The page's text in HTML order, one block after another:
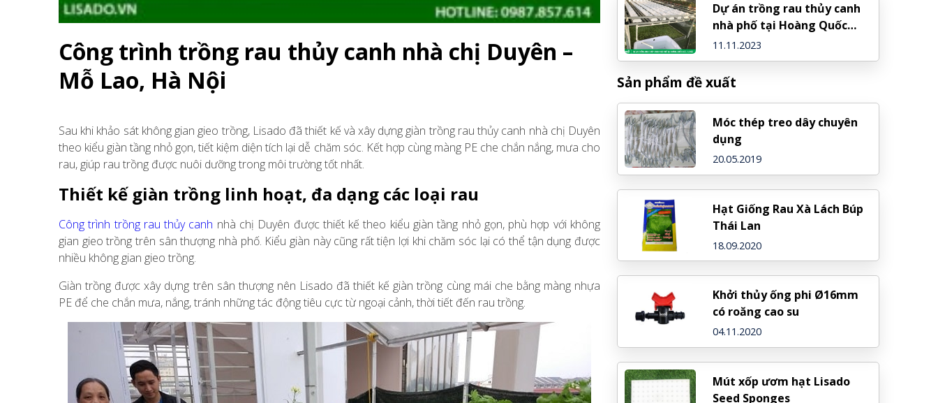
Công trình trồng rau thủy canh nhà chị Duyên –
Mỗ Lao, Hà Nội
Sau khi khảo sát không gian gieo trồng, Lisado đã thiết kế và xây dựng giàn trồng rau thủy canh nhà chị Duyên
theo kiểu giàn tầng nhỏ gọn, tiết kiệm diện tích lại dễ chăm sóc. Kết hợp cùng màng PE che chắn nắng, mưa cho
rau, giúp rau trồng được nuôi dưỡng trong môi trường tốt nhất.
Thiết kế giàn trồng linh hoạt, đa dạng các loại rau
Công trình trồng rau thủy canh nhà chị Duyên được thiết kế theo kiểu giàn tầng nhỏ gọn, phù hợp với không
gian gieo trồng trên sân thượng nhà phố. Kiểu giàn này cũng rất tiện lợi khi chăm sóc lại có thể tận dụng được
nhiều không gian gieo trồng.
Giàn trồng được xây dựng trên sân thượng nên Lisado đã thiết kế giàn trồng cùng mái che bằng màng nhựa
PE để che chắn mưa, nắng, tránh những tác động tiêu cực từ ngoại cảnh, thời tiết đến rau trồng.
Dự án trồng rau thủy canh
nhà phố tại Hoàng Quốc
Việt, Hà Nội
11.11.2023
Sản phẩm đề xuất
Móc thép treo dây chuyên
dụng
20.05.2019
Hạt Giống Rau Xà Lách Búp
Thái Lan
18.09.2020
Khởi thủy ống phi Ø16mm
có roăng cao su
04.11.2020
Mút xốp ươm hạt Lisado
Seed Sponges